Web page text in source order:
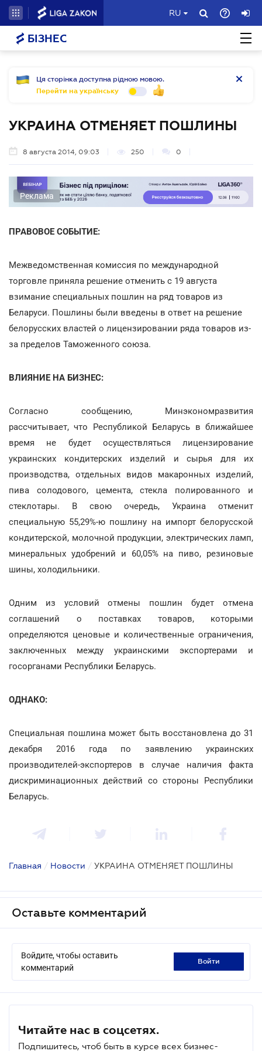
RU
БІЗНЕС
Ця сторінка доступна рідною мовою.
Перейти на українську
УКРАИНА ОТМЕНЯЕТ ПОШЛИНЫ
8 августа 2014, 09:03 250 0
Реклама
ПРАВОВОЕ СОБЫТИЕ:
Межведомственная комиссия по международной
торговле приняла решение отменить с 19 августа
взимание специальных пошлин на ряд товаров из
Беларуси. Пошлины были введены в ответ на решение
белорусских властей о лицензировании ряда товаров из-
за пределов Таможенного союза.
ВЛИЯНИЕ НА БИЗНЕС:
Согласно сообщению, Минэкономразвития
рассчитывает, что Республикой Беларусь в ближайшее
время не будет осуществляться лицензирование
украинских кондитерских изделий и сырья для их
производства, отдельных видов макаронных изделий,
пива солодового, цемента, стекла полированного и
стеклотары. В свою очередь, Украина отменит
специальную 55,29%-ю пошлину на импорт белорусской
кондитерской, молочной продукции, электрических ламп,
минеральных удобрений и 60,05% на пиво, резиновые
шины, холодильники.
Одним из условий отмены пошлин будет отмена
соглашений о поставках товаров, которыми
определяются ценовые и количественные ограничения,
заключенных между украинскими экспортерами и
госорганами Республики Беларусь.
ОДНАКО:
Специальная пошлина может быть восстановлена до 31
декабря 2016 года по заявлению украинских
производителей-экспортеров в случае наличия факта
дискриминационных действий со стороны Республики
Беларусь.
Главная / Новости / УКРАИНА ОТМЕНЯЕТ ПОШЛИНЫ
Оставьте комментарий
Войдите, чтобы оставить
комментарий
войти
Читайте нас в соцсетях.
Подпишитесь, чтоб быть в курсе всех бизнес-